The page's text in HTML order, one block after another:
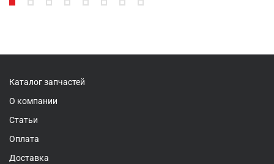
Каталог запчастей
О компании
Статьи
Оплата
Доставка